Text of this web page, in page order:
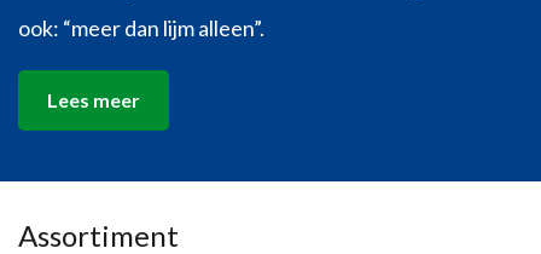
ook: “meer dan lijm alleen”.
Lees meer
Assortiment